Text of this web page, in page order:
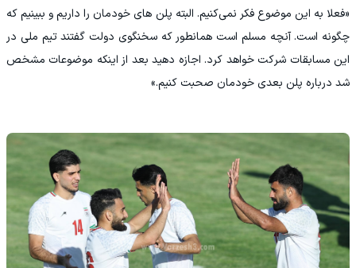
«فعلا به این موضوع فکر نمی‌کنیم. البته پلن های خودمان را داریم و ببینیم که
چگونه است. آنچه مسلم است همانطور که سخنگوی دولت گفتند تیم ملی در
این مسابقات شرکت خواهد کرد. اجازه دهید بعد از اینکه موضوعات مشخص
شد درباره پلن بعدی خودمان صحبت کنیم.»